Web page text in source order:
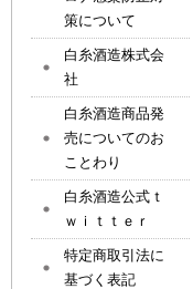
策について
白糸酒造株式会
社
白糸酒造商品発
売についてのお
ことわり
白糸酒造公式ｔ
ｗｉｔｔｅｒ
特定商取引法に
基づく表記